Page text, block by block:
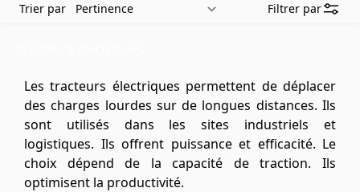
Trier par
Filtrer par
Les tracteurs électriques permettent de déplacer
des charges lourdes sur de longues distances. Ils
sont utilisés dans les sites industriels et
logistiques. Ils offrent puissance et efficacité. Le
choix dépend de la capacité de traction. Ils
optimisent la productivité.